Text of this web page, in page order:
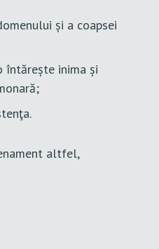
și a coapsei
întărește inima și
altfel,